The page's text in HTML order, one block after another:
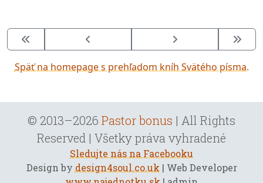
Späť na homepage s prehľadom kníh Svätého písma.
© 2013–2026 Pastor bonus | All Rights
Reserved | Všetky práva vyhradené
Sledujte nás na Facebooku
Design by design4soul.co.uk | Web Developer